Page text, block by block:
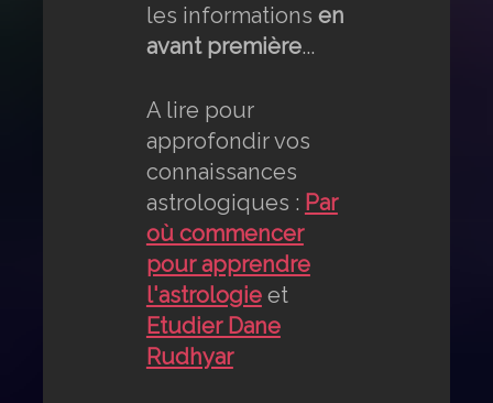
les informations en
avant première...
A lire pour
approfondir vos
connaissances
astrologiques : Par
où commencer
pour apprendre
l'astrologieet
Etudier Dane
Rudhyar